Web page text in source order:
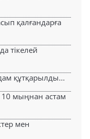
қалғандарға
тікелей
құтқарылды...
10 мыңнан астам
мен